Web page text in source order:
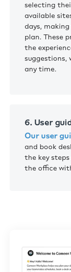
selecting
available
days,
plan. These
the
suggestions,
any time.
6. User
Our user
and book
the key
the office